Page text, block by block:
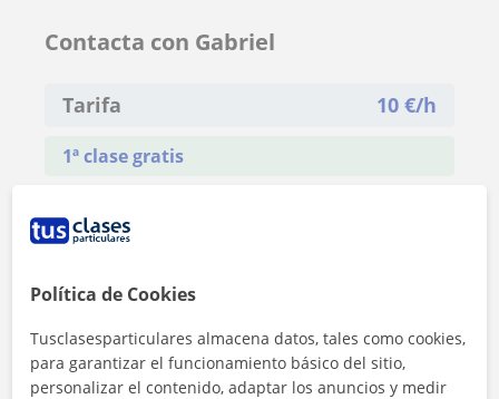
Contacta con Gabriel
Tarifa 10 €/h
1ª clase gratis
Política de Cookies
Tusclasesparticulares almacena datos, tales como cookies,
para garantizar el funcionamiento básico del sitio,
personalizar el contenido, adaptar los anuncios y medir